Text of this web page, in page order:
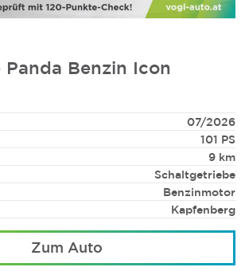
Panda Benzin Icon
07/2026
101 PS
9 km
Schaltgetriebe
Benzinmotor
Kapfenberg
Zum Auto